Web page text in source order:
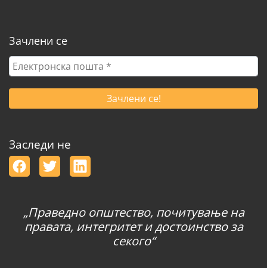
Зачлени се
Електронска
пошта
*
Заследи не
„Праведно општество, почитување на
правата, интегритет и достоинство за
секого“